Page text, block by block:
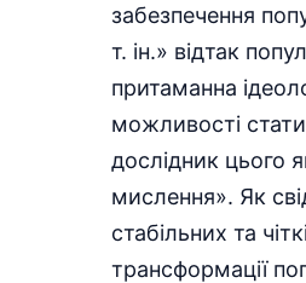
забезпечення
т. ін.» відтак
притаманна
можливості стати
дослідник цього
мислення». Як
стабільних та
трансформації